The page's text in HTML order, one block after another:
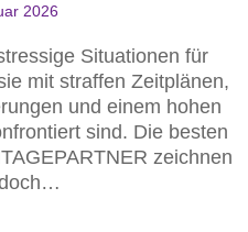
2026
Situationen für
mit straffen Zeitplänen,
und einem hohen
sind. Die besten
zeichnen